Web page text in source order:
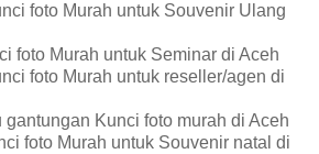
foto Murah untuk Souvenir Ulang
foto Murah untuk Seminar di Aceh
foto Murah untuk reseller/agen di
Kunci foto murah di Aceh
foto Murah untuk Souvenir natal di